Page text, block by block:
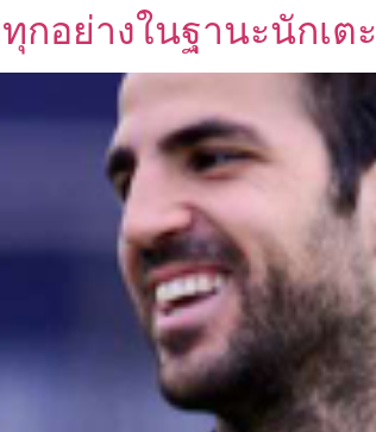
กอย่างในฐานะนักเตะ